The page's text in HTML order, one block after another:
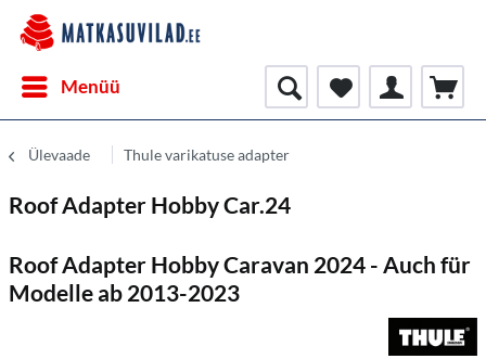
Menüü
Ülevaade Thule varikatuse adapter
Roof Adapter Hobby Car.24
Roof Adapter Hobby Caravan 2024 - Auch für
Modelle ab 2013-2023